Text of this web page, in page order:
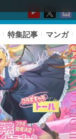
特集記事 マンガ